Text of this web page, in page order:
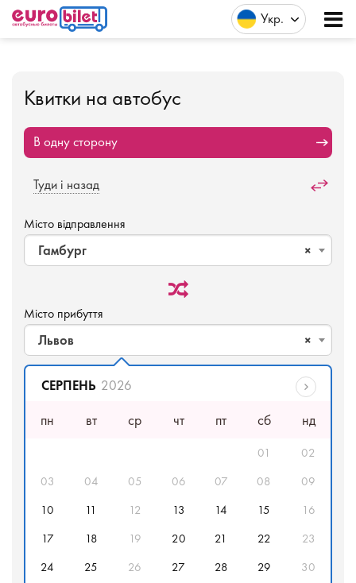
Укр
Квитки на автобус
В одну сторону
Туди і назад
Місто відправлення
×
Гамбург
Місто прибуття
×
Львов
СЕРПЕНЬ 2026
пн вт ср чт пт сб нд
01
02
03
04 05 06 07 08
09
10
11 12 13 14 15
16
17
18 19 20 21 22
23
24
25 26 27 28 29
30